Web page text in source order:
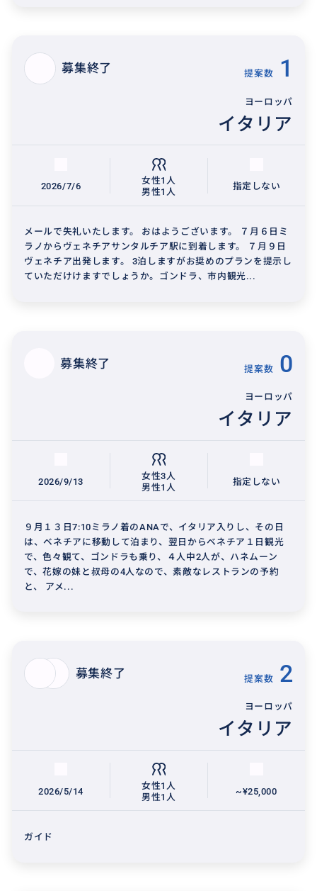
募集終了 提案数 1
ヨーロッパ
イタリア
2026/7/6
女性1人
男性1人
指定しない
メールで失礼いたします。 おはようございます。 ７月６日ミ
ラノからヴェネチアサンタルチア駅に到着します。 ７月９日
ヴェネチア出発します。 3泊しますがお奨めのプランを提示し
ていただけけますでしょうか。ゴンドラ、市内観光...
募集終了 提案数 0
ヨーロッパ
イタリア
2026/9/13
女性3人
男性1人
指定しない
９月１３日7:10ミラノ着のANAで、イタリア入りし、その日
は、ベネチアに移動して泊まり、翌日からベネチア１日観光
で、色々観て、ゴンドラも乗り、４人中2人が、ハネムーン
で、花嫁の妹と叔母の4人なので、素敵なレストランの予約
と、 アメ...
募集終了 提案数 2
ヨーロッパ
イタリア
2026/5/14
女性1人
男性1人
~¥25,000
ガイド